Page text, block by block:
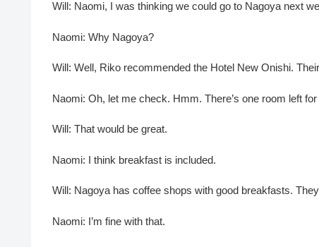
Will: Naomi, I was thinking we could go to Nagoya next
Naomi: Why Nagoya?
Will: Well, Riko recommended the Hotel New Onishi.
Naomi: Oh, let me check. Hmm. There’s one room left
Will: That would be great.
Naomi: I think breakfast is included.
Will: Nagoya has coffee shops with good breakfasts.
Naomi: I’m fine with that.